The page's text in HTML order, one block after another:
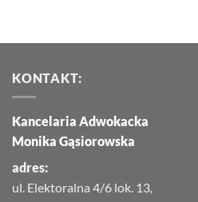
KONTAKT:
Kancelaria Adwokacka
Monika Gąsiorowska
adres:
ul. Elektoralna 4/6 lok. 13,